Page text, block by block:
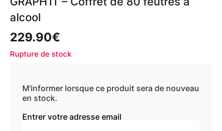
alcool
229.90€
Rupture de stock
M'informer lorsque ce produit sera de nouveau
en stock.
Entrer votre adresse email